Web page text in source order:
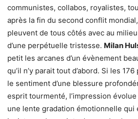
communistes, collabos, royalistes,
après la fin du second conflit
pleuvent de tous côtés avec au
d’une perpétuelle tristesse. Milan
petit les arcanes d’un évènement
qu’il n’y parait tout d’abord. Si les
le sentiment d’une blessure
esprit tourmenté, l’impression
une lente gradation émotionnelle